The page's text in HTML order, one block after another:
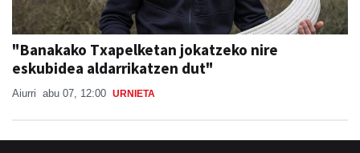
"Banakako Txapelketan jokatzeko nire
eskubidea aldarrikatzen dut"
Aiurri abu 07, 12:00 URNIETA